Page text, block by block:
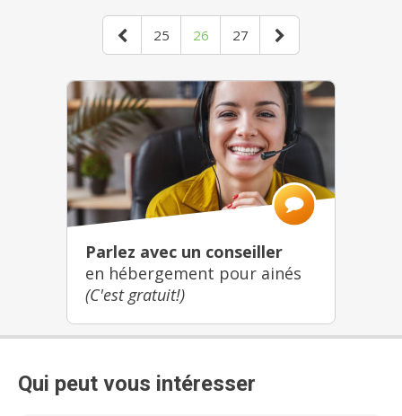
25 26 27
Parlez avec un conseiller
en hébergement pour ainés
(C'est gratuit!)
Qui peut vous intéresser